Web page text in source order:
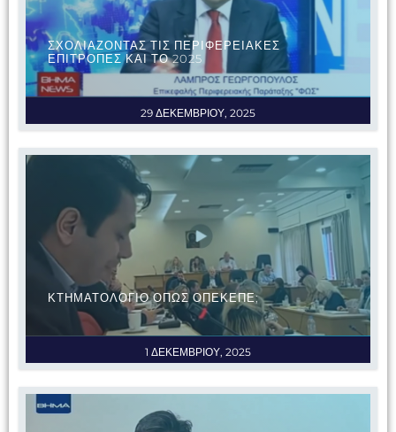
29 ΔΕΚΕΜΒΡΙΟΥ, 2025
ΣΧΟΛΙΑΖΟΝΤΑΣ ΤΙΣ ΠΕΡΙΦΕΡΕΙΑΚΕΣ
ΕΠΙΤΡΟΠΕΣ ΚΑΙ ΤΟ 2025
1 ΔΕΚΕΜΒΡΙΟΥ, 2025
ΚΤΗΜΑΤΟΛΟΓΙΟ ΟΠΩΣ ΟΠΕΚΕΠΕ;